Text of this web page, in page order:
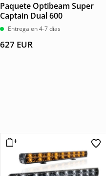
Paquete Optibeam Super
Captain Dual 600
Entrega en 4-7 días
627 EUR